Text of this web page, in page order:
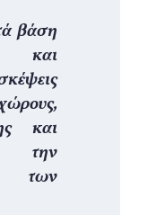
βάση
και
και
την
των